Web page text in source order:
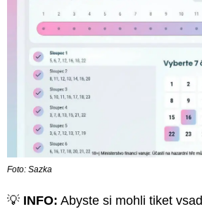
Foto: Sazka
💡 INFO: Abyste si mohli tiket